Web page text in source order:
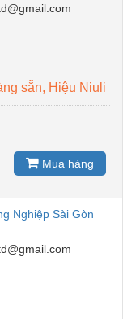
sẵn, Hiệu Niuli
Mua hàng
Nghiệp Sài Gòn